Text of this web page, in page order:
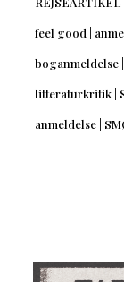
feel good |
litteraturkritik |
anmeldelse |